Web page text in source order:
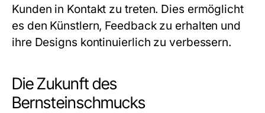
Kunden in Kontakt zu treten. Dies ermöglicht
es den Künstlern, Feedback zu erhalten und
ihre Designs kontinuierlich zu verbessern.
Die Zukunft des
Bernsteinschmucks